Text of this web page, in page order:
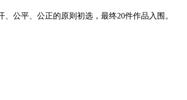
公平、公正的原则初选，最终20件作品入围。